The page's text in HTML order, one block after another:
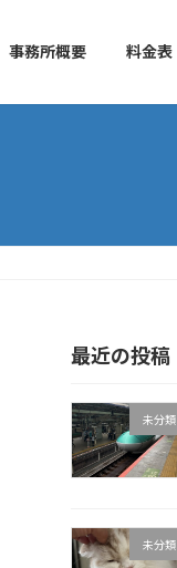
事務所概要 料金表
最近の投稿
未分類
未分類